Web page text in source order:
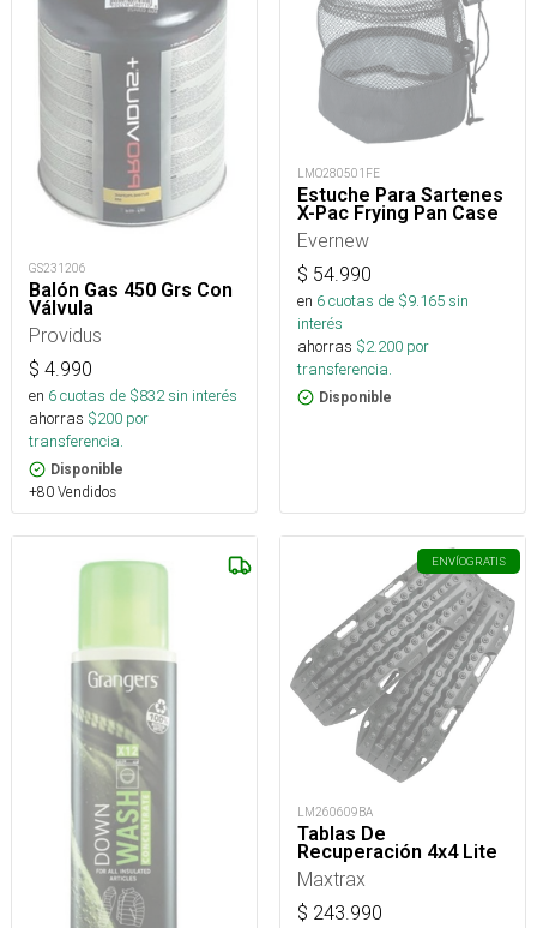
GS231206
Balón Gas 450 Grs Con
Válvula
Providus
$ 4.990
en 6cuotas de $832sin interés
ahorras $200 por
transferencia.
Disponible
+80 Vendidos
LMO280501FE
Estuche Para Sartenes
X-Pac Frying Pan Case
Evernew
$ 54.990
en 6cuotas de $9.165sin
interés
ahorras $2.200 por
transferencia.
Disponible
ENVÍOGRATIS
LM260609BA
Tablas De
Recuperación 4x4 Lite
Maxtrax
$ 243.990